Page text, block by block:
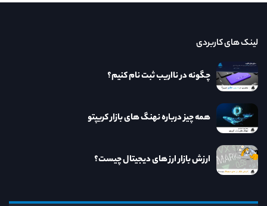
لینک های کاربردی
چگونه در نااریب ثبت نام کنیم؟
همه چیز درباره نهنگ های بازار کریپتو
ارزش بازار ارز های دیجیتال چیست؟